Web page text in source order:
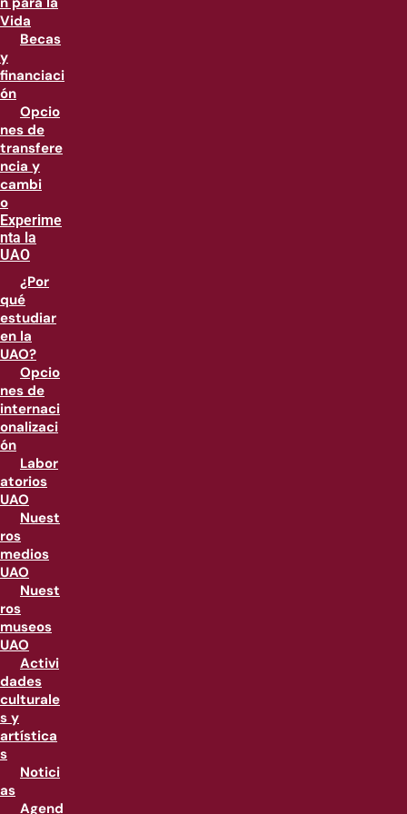
Vida
Becas
y
financiaci
ón
Opcio
nes de
transfere
ncia y
cambi
o
Experime
nta la
UAO
¿Por
qué
estudiar
en la
UAO?
Opcio
nes de
internaci
onalizaci
ón
Labor
atorios
UAO
Nuest
ros
medios
UAO
Nuest
ros
museos
UAO
Activi
dades
culturale
s y
artística
s
Notici
as
Agend